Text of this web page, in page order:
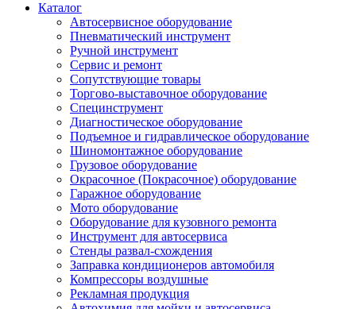
Каталог
Автосервисное оборудование
Пневматический инструмент
Ручной инструмент
Сервис и ремонт
Сопутствующие товары
Торгово-выставочное оборудование
Специнструмент
Диагностическое оборудование
Подъемное и гидравлическое оборудование
Шиномонтажное оборудование
Грузовое оборудование
Окрасочное (Покрасочное) оборудование
Гаражное оборудование
Мото оборудование
Оборудование для кузовного ремонта
Инструмент для автосервиса
Стенды развал-схождения
Заправка кондиционеров автомобиля
Компрессоры воздушные
Рекламная продукция